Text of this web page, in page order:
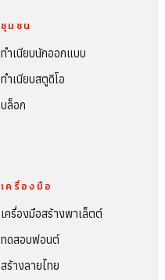
ชุมชน
ทำเนียบนักออกแบบ
ทำเนียบสตูดิโอ
บล็อก
เครื่องมือ
เครื่องมือสร้างพาเล็ตต์
ทดสอบฟอนต์
สร้างลายไทย